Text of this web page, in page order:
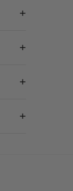
+
+
+
+